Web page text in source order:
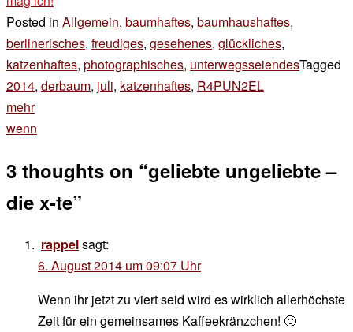
Posted in Allgemein, baumhaftes, baumhaushaftes,
berlinerisches, freudiges, gesehenes, glückliches,
katzenhaftes, photographisches, unterwegsseiendesTagged
2014, derbaum, juli, katzenhaftes, R4PUN2EL
Beitragsnavigation
mehr
wenn
3 thoughts on “geliebte ungeliebte –
die x-te”
rappelsagt:
6. August 2014 um 09:07 Uhr
Wenn ihr jetzt zu viert seid wird es wirklich allerhöchste
Zeit für ein gemeinsames Kaffeekränzchen! 🙂